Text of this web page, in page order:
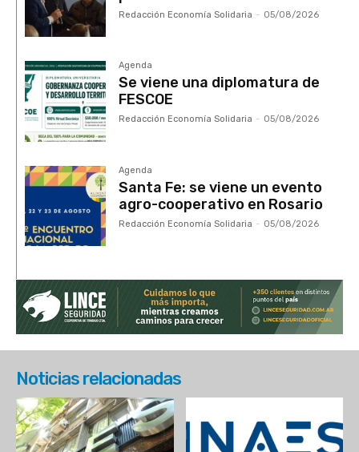
Redacción Economía Solidaria - 05/08/2026
Agenda
Se viene una diplomatura de
FESCOE
Redacción Economía Solidaria - 05/08/2026
Agenda
Santa Fe: se viene un evento
agro-cooperativo en Rosario
Redacción Economía Solidaria - 05/08/2026
Noticias relacionadas